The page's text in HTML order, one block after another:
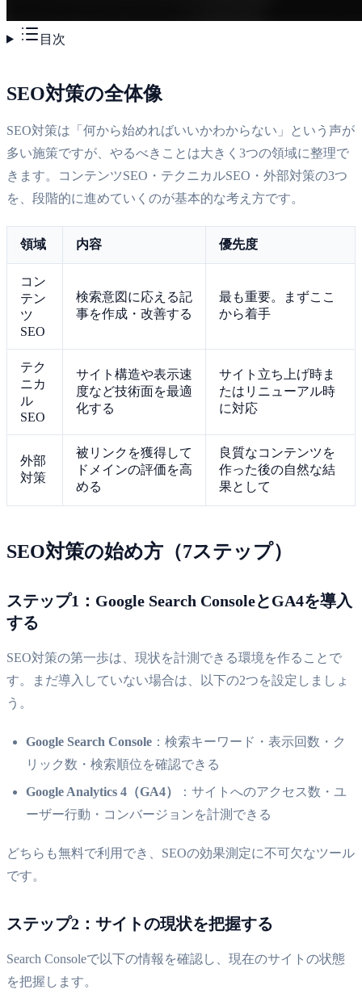
目次
SEO対策の全体像
SEO対策は「何から始めればいいかわからない」という声が
多い施策ですが、やるべきことは大きく3つの領域に整理で
きます。コンテンツSEO・テクニカルSEO・外部対策の3つ
を、段階的に進めていくのが基本的な考え方です。
領域 内容 優先度
コン
テン
ツ
SEO
検索意図に応える記
事を作成・改善する
最も重要。まずここ
から着手
テク
ニカ
ル
SEO
サイト構造や表示速
度など技術面を最適
化する
サイト立ち上げ時ま
たはリニューアル時
に対応
外部
対策
被リンクを獲得して
ドメインの評価を高
める
良質なコンテンツを
作った後の自然な結
果として
SEO対策の始め方（7ステップ）
ステップ1：Google Search ConsoleとGA4を導入
する
SEO対策の第一歩は、現状を計測できる環境を作ることで
す。まだ導入していない場合は、以下の2つを設定しましょ
う。
Google Search Console ：検索キーワード・表示回数・ク
リック数・検索順位を確認できる
Google Analytics 4（GA4）
：サイトへのアクセス数・ユ
ーザー行動・コンバージョンを計測できる
どちらも無料で利用でき、SEOの効果測定に不可欠なツール
です。
ステップ2：サイトの現状を把握する
Search Consoleで以下の情報を確認し、現在のサイトの状態
を把握します。